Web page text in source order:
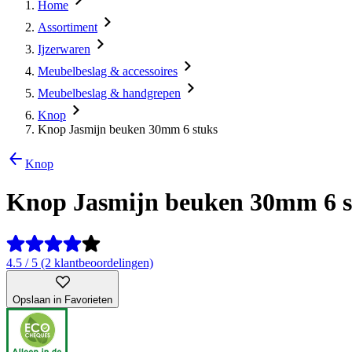
Home
Assortiment
Ijzerwaren
Meubelbeslag & accessoires
Meubelbeslag & handgrepen
Knop
Knop Jasmijn beuken 30mm 6 stuks
Knop
Knop Jasmijn beuken 30mm 6
4.5 / 5 (2 klantbeoordelingen)
Opslaan in Favorieten